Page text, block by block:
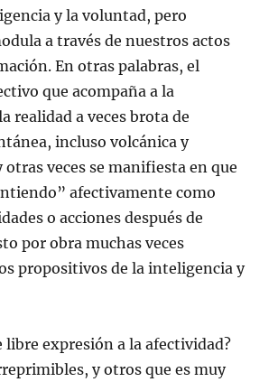
y la voluntad, pero
a través de nuestros actos
En otras palabras, el
que acompaña a la
realidad a veces brota de
incluso volcánica y
veces se manifiesta en que
afectivamente como
o acciones después de
por obra muchas veces
propositivos de la inteligencia y
libre expresión a la afectividad?
y otros que es muy